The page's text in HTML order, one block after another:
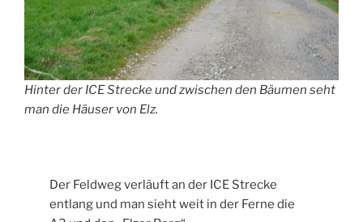
Hinter der ICE Strecke und zwischen den Bäumen seht
man die Häuser von Elz.
Der Feldweg verläuft an der ICE Strecke
entlang und man sieht weit in der Ferne die